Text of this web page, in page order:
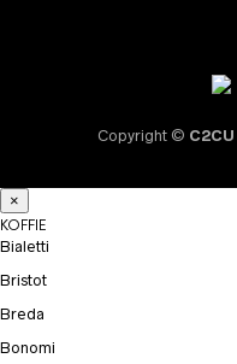
Copyright © C2CU
×
KOFFIE
Bialetti
Bristot
Breda
Bonomi